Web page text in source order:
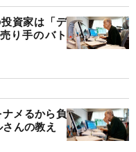
資家は「デ
り手のバト
ナメるから負
んの教え